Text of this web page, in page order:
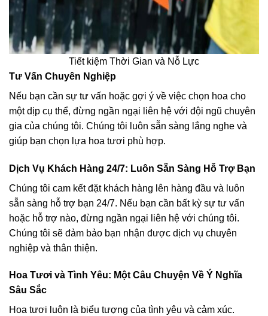
Tiết kiệm Thời Gian và Nỗ Lực
Tư Vấn Chuyên Nghiệp
Nếu bạn cần sự tư vấn hoặc gợi ý về việc chọn hoa cho
một dịp cụ thể, đừng ngần ngại liên hệ với đội ngũ chuyên
gia của chúng tôi. Chúng tôi luôn sẵn sàng lắng nghe và
giúp bạn chọn lựa hoa tươi phù hợp.
Dịch Vụ Khách Hàng 24/7: Luôn Sẵn Sàng Hỗ Trợ Bạn
Chúng tôi cam kết đặt khách hàng lên hàng đầu và luôn
sẵn sàng hỗ trợ bạn 24/7. Nếu bạn cần bất kỳ sự tư vấn
hoặc hỗ trợ nào, đừng ngần ngại liên hệ với chúng tôi.
Chúng tôi sẽ đảm bảo bạn nhận được dịch vụ chuyên
nghiệp và thân thiện.
Hoa Tươi và Tình Yêu: Một Câu Chuyện Về Ý Nghĩa
Sâu Sắc
Hoa tươi luôn là biểu tượng của tình yêu và cảm xúc.